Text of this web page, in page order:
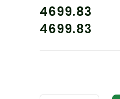
cena:
4699.83
Cena:
4699.83